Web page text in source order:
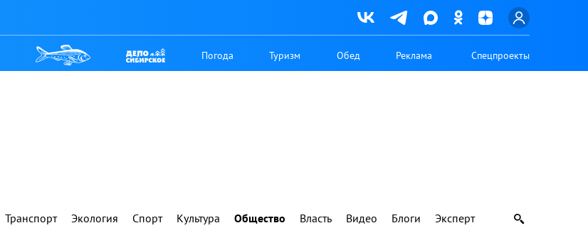
Погода Туризм Обед Реклама Спецпроекты
Транспорт Экология Спорт Культура Общество Власть Видео Блоги Эксперт